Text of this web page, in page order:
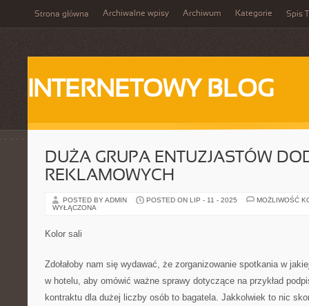
Strona główna Archiwalne wpisy Archiwum Kategorie Spis
INTERNETOWY BLOG
DUŻA GRUPA ENTUZJASTÓW
REKLAMOWYCH
POSTED BY ADMIN POSTED ON LIP - 11 - 2025
MOŻLIWOŚĆ
WYŁĄCZONA
Kolor sali
Zdołałoby nam się wydawać, że zorganizowanie spotkania w
w hotelu, aby omówić ważne sprawy dotyczące na przykład
kontraktu dla dużej liczby osób to bagatela. Jakkolwiek to nic